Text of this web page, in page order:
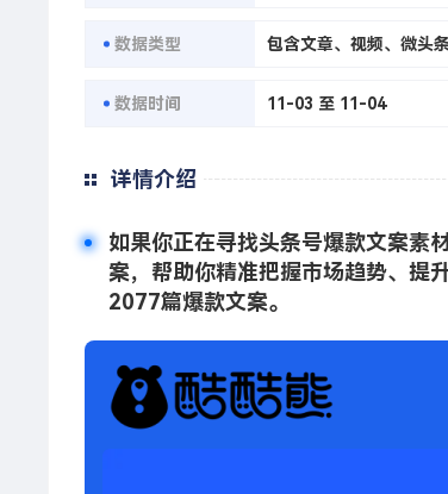
数据类型 包含文章、视频、微头条
数据时间 11-03 至 11-04
详情介绍
如果你正在寻找头条号爆款文案素
案，帮助你精准把握市场趋势、提
2077篇爆款文案。